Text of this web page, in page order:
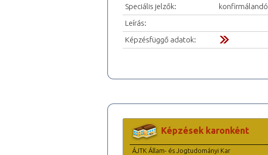
Speciális jelzők:
konfirmálandó
Leírás:
Képzésfüggő adatok:
Képzések karonként
ÁJTK Állam- és Jogtudományi Kar